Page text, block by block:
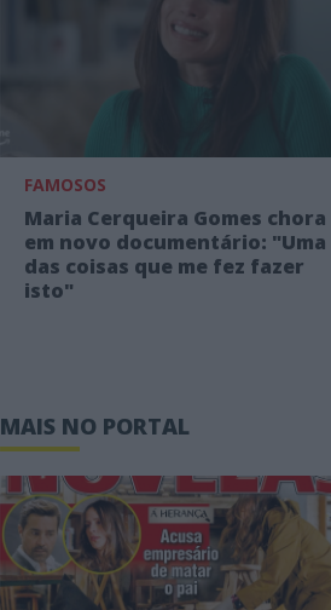
FAMOSOS
Maria Cerqueira Gomes chora
em novo documentário: "Uma
das coisas que me fez fazer
isto"
MAIS NO PORTAL